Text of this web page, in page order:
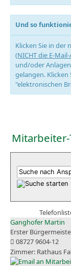
Und so
Klicken Sie in der
(NICHT die E-
und/oder
gelangen. Klicken
"elektronischen
Ganghofer Martin
Erster
08727 9604-12
Rathaus